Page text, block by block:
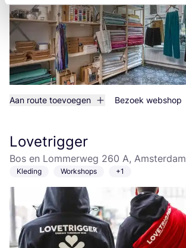
Aan route toevoegen Bezoek webshop
Lovetrigger
Bos en Lommerweg 260 A, Amsterdam
Kleding Workshops +1